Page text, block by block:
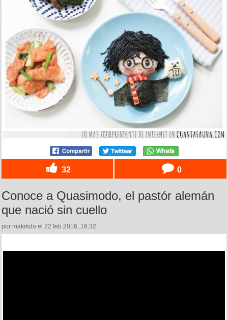
32 0
Conoce a Quasimodo, el pastór alemán
que nació sin cuello
por makrkdo el 22 feb 2016, 16:32